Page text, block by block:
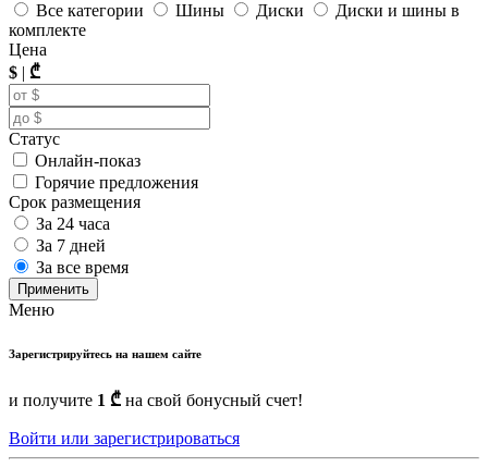
Все категории
Шины Диски
Диски и шины в
комплекте
Цена
$ | ₾
Статус
Онлайн-показ
Горячие предложения
Срок размещения
За 24 часа
За 7 дней
За все время
Применить
Меню
Зарегистрируйтесь на нашем сайте
и получите 1 ₾ на свой бонусный счет!
Войти или зарегистрироваться